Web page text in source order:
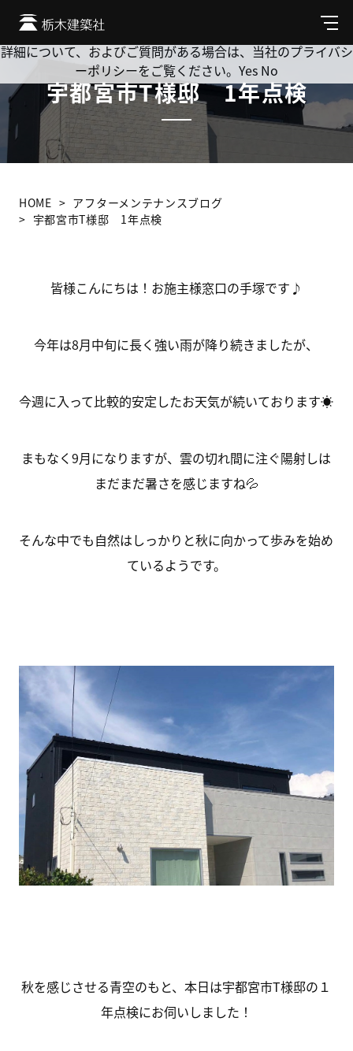
メ
ニ
ュ
宇都宮市T様邸 1年点検
HOME
アフターメンテナンスブログ
宇都宮市T様邸 1年点検
皆様こんにちは！お施主様窓口の手塚です♪
今年は8月中旬に長く強い雨が降り続きましたが、
今週に入って比較的安定したお天気が続いております☀
まもなく9月になりますが、雲の切れ間に注ぐ陽射しは
まだまだ暑さを感じますね💦
そんな中でも自然はしっかりと秋に向かって歩みを始め
ているようです。
秋を感じさせる青空のもと、本日は宇都宮市T様邸の１
年点検にお伺いしました！
Cookie を使用して、お客様の活動を追跡してもよろしいです
か? 当社ではお客様のプライバシーを極めて重視しています。
詳細について、およびご質問がある場合は、当社のプライバシ
ーポリシーをご覧ください。 Yes No